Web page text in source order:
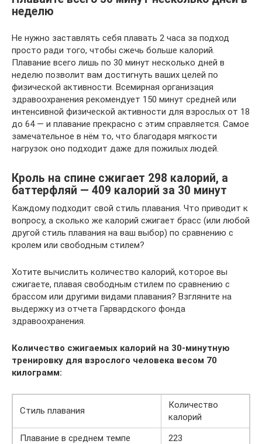
неделю
Не нужно заставлять себя плавать 2 часа за подход
просто ради того, чтобы сжечь больше калорий.
Плавание всего лишь по 30 минут несколько дней в
неделю позволит вам достигнуть ваших целей по
физической активности. Всемирная организация
здравоохранения рекомендует 150 минут средней или
интенсивной физической активности для взрослых от 18
до 64 — и плавание прекрасно с этим справляется. Самое
замечательное в нём то, что благодаря мягкости
нагрузок оно подходит даже для пожилых людей.
Кроль на спине сжигает 298 калорий, а
баттерфляй — 409 калорий за 30 минут
Каждому подходит свой стиль плавания. Что приводит к
вопросу, а сколько же калорий сжигает брасс (или любой
другой стиль плавания на ваш выбор) по сравнению с
кролем или свободным стилем?
Хотите вычислить количество калорий, которое вы
сжигаете, плавая свободным стилем по сравнению с
брассом или другими видами плавания? Взгляните на
выдержку из отчета Гарвардского фонда
здравоохранения.
Количество сжигаемых калорий на 30-минутную
тренировку для взрослого человека весом 70
килограмм:
Стиль плавания
Количество
калорий
Плавание в среднем темпе
223